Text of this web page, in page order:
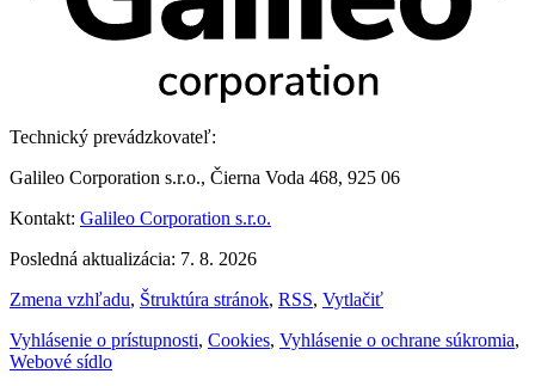
Technický prevádzkovateľ:
Galileo Corporation s.r.o., Čierna Voda 468, 925 06
Kontakt: Galileo Corporation s.r.o.
Posledná aktualizácia: 7. 8. 2026
Zmena vzhľadu, Štruktúra stránok, RSS, Vytlačiť
Vyhlásenie o prístupnosti, Cookies, Vyhlásenie o ochrane súkromia,
Webové sídlo